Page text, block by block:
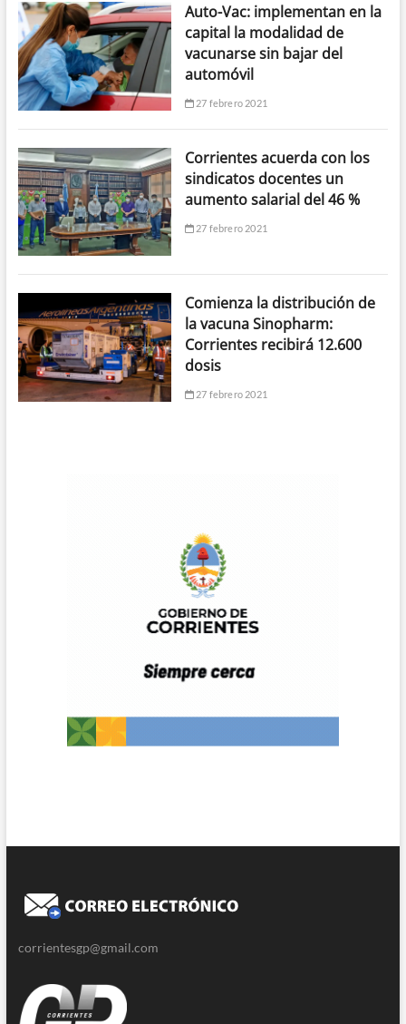
Auto-Vac: implementan en la
capital la modalidad de
vacunarse sin bajar del
automóvil
27 febrero 2021
Corrientes acuerda con los
sindicatos docentes un
aumento salarial del 46 %
27 febrero 2021
Comienza la distribución de
la vacuna Sinopharm:
Corrientes recibirá 12.600
dosis
27 febrero 2021
corrientesgp@gmail.com